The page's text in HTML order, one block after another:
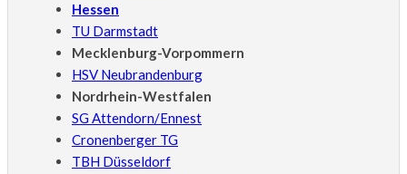
Hessen
TU Darmstadt
Mecklenburg-Vorpommern
HSV Neubrandenburg
Nordrhein-Westfalen
SG Attendorn/Ennest
Cronenberger TG
TBH Düsseldorf